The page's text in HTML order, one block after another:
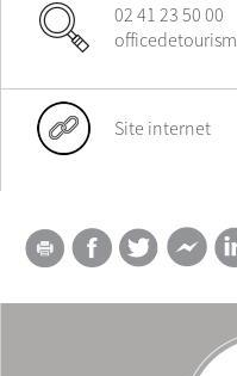
02 41 23 50 00
Site internet